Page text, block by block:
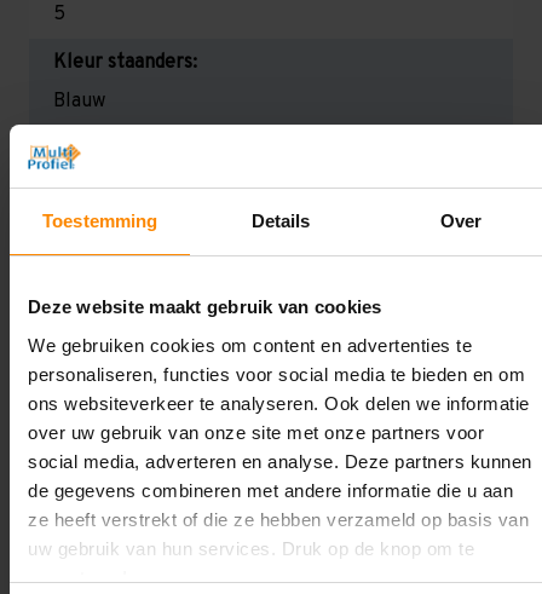
Toestemming Details Over
Deze website maakt gebruik van cookies
We gebruiken cookies om content en advertenties te
personaliseren, functies voor social media te bieden en om
ons websiteverkeer te analyseren. Ook delen we informatie
over uw gebruik van onze site met onze partners voor
social media, adverteren en analyse. Deze partners kunnen
de gegevens combineren met andere informatie die u aan
ze heeft verstrekt of die ze hebben verzameld op basis van
uw gebruik van hun services. Druk op de knop om te
accepteren!
5
Kleur staanders:
Blauw
Draagkracht per liggerniveau:
2.650 kg (1.325 kg per pallet) & 2.700 mm is
2.350 kg (780 kg per pallet)
12344 kg
Oplossing op maat nodig?
Wij kunnen je helpen!